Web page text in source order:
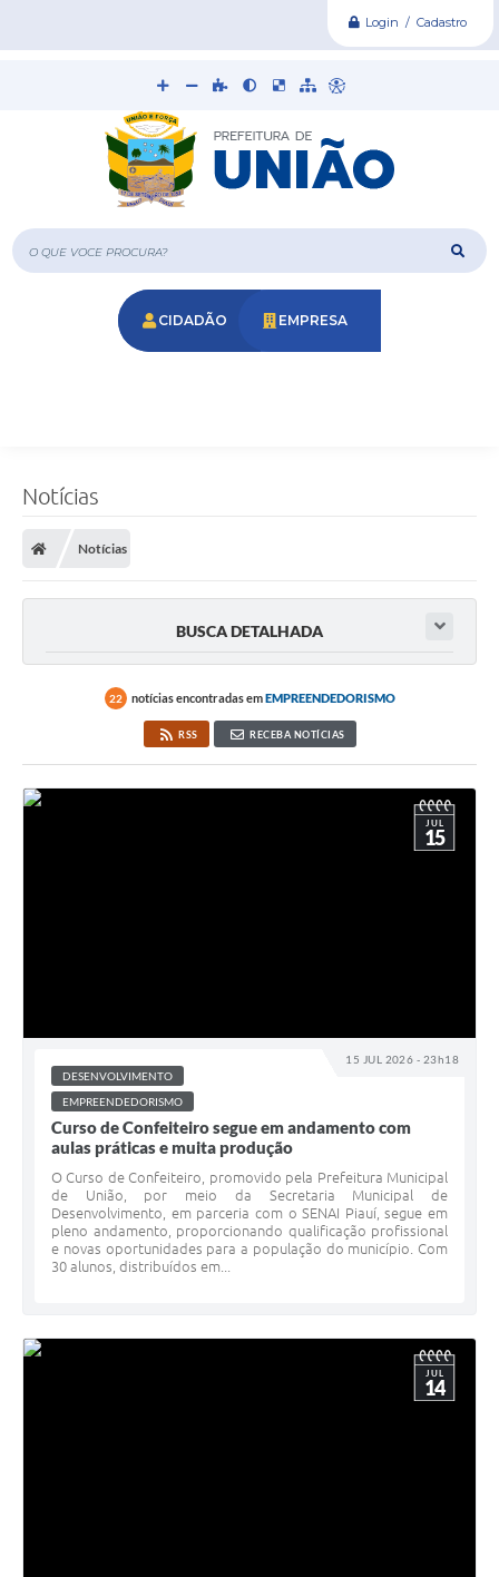
Login / Cadastro
O que voce procura?
CIDADÃO EMPRESA
Notícias
Notícias
BUSCA DETALHADA
22 notícias encontradas emEMPREENDEDORISMO
RSS RECEBA NOTÍCIAS
15 JUL 2026 - 23h18
JUL
15
DESENVOLVIMENTO
EMPREENDEDORISMO
Curso de Confeiteiro segue em andamento com
aulas práticas e muita produção
O Curso de Confeiteiro, promovido pela Prefeitura Municipal
de União, por meio da Secretaria Municipal de
Desenvolvimento, em parceria com o SENAI Piauí, segue em
pleno andamento, proporcionando qualificação profissional
e novas oportunidades para a população do município. Com
30 alunos, distribuídos em...
JUL
14